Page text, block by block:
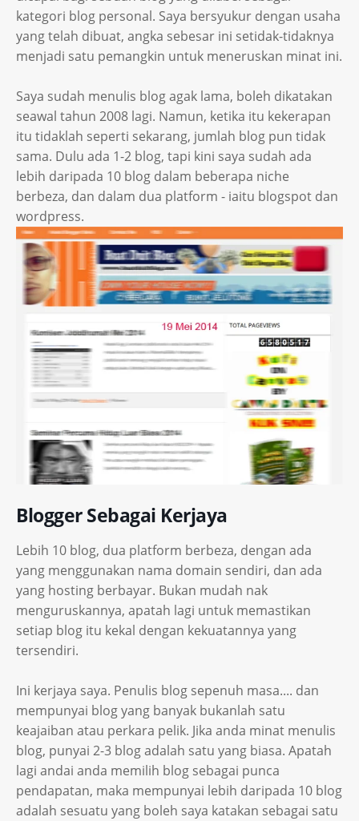
kategori blog personal. Saya bersyukur dengan usaha
yang telah dibuat, angka sebesar ini setidak-tidaknya
menjadi satu pemangkin untuk meneruskan minat ini.
Saya sudah menulis blog agak lama, boleh dikatakan
seawal tahun 2008 lagi. Namun, ketika itu kekerapan
itu tidaklah seperti sekarang, jumlah blog pun tidak
sama. Dulu ada 1-2 blog, tapi kini saya sudah ada
lebih daripada 10 blog dalam beberapa niche
berbeza, dan dalam dua platform - iaitu blogspot dan
wordpress.
Blogger Sebagai Kerjaya
Lebih 10 blog, dua platform berbeza, dengan ada
yang menggunakan nama domain sendiri, dan ada
yang hosting berbayar. Bukan mudah nak
menguruskannya, apatah lagi untuk memastikan
setiap blog itu kekal dengan kekuatannya yang
tersendiri.
Ini kerjaya saya. Penulis blog sepenuh masa.... dan
mempunyai blog yang banyak bukanlah satu
keajaiban atau perkara pelik. Jika anda minat menulis
blog, punyai 2-3 blog adalah satu yang biasa. Apatah
lagi andai anda memilih blog sebagai punca
pendapatan, maka mempunyai lebih daripada 10 blog
adalah sesuatu yang boleh saya katakan sebagai satu